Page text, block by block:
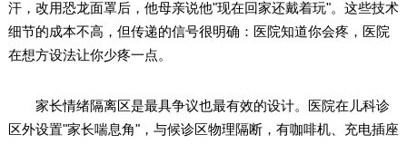
汗，改用恐龙面罩后，他母亲说他"现在回家还戴着玩"。这些技术
细节的成本不高，但传递的信号很明确：医院知道你会疼，医院
在想方设法让你少疼一点。
家长情绪隔离区是最具争议也最有效的设计。医院在儿科诊
区外设置"家长喘息角"，与候诊区物理隔断，有咖啡机、充电插座